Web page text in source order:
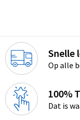
Snelle
Op alle
100%
Dat is